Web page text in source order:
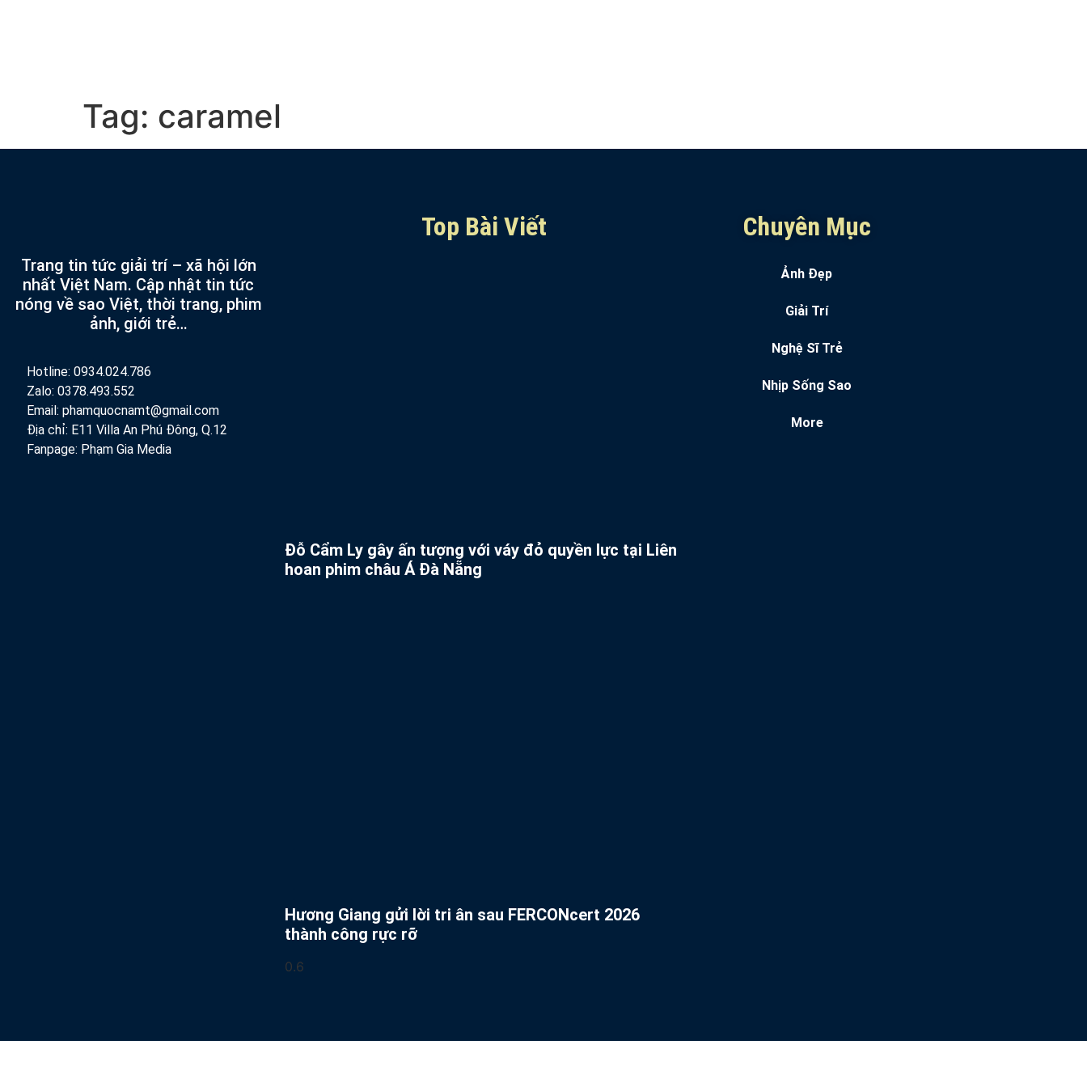
Tag: caramel
Trang tin tức giải trí – xã hội lớn
nhất Việt Nam. Cập nhật tin tức
nóng về sao Việt, thời trang, phim
ảnh, giới trẻ…
Hotline: 0934.024.786
Zalo: 0378.493.552
Email: phamquocnamt@gmail.com
Địa chỉ: E11 Villa An Phú Đông, Q.12
Fanpage: Phạm Gia Media
Top Bài Viết
Đỗ Cẩm Ly gây ấn tượng với váy đỏ quyền lực tại Liên
hoan phim châu Á Đà Nẵng
Hương Giang gửi lời tri ân sau FERCONcert 2026
thành công rực rỡ
Chuyên Mục
Ảnh Đẹp
Giải Trí
Nghệ Sĩ Trẻ
Nhịp Sống Sao
More